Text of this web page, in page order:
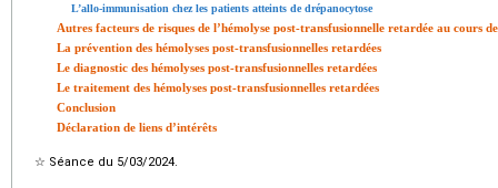
L’allo-immunisation chez les patients atteints de drépanocytose
Autres facteurs de risques de l’hémolyse post-transfusionnelle retardée au cours
La prévention des hémolyses post-transfusionnelles retardées
Le diagnostic des hémolyses post-transfusionnelles retardées
Le traitement des hémolyses post-transfusionnelles retardées
Conclusion
Déclaration de liens d’intérêts
☆ Séance du 5/03/2024.